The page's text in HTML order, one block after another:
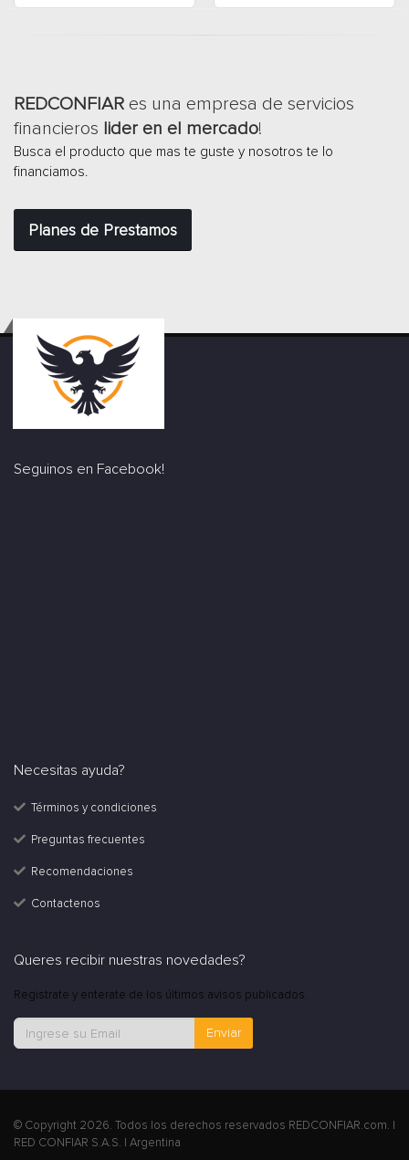
REDCONFIAR es una empresa de servicios
financieros lider en el mercado!
Busca el producto que mas te guste y nosotros te lo
financiamos.
Planes de Prestamos
Seguinos en Facebook!
Necesitas ayuda?
Términos y condiciones
Preguntas frecuentes
Recomendaciones
Contactenos
Queres recibir nuestras novedades?
Registrate y enterate de los últimos avisos publicados.
Enviar
© Copyright 2026. Todos los derechos reservados REDCONFIAR.com. |
RED CONFIAR S.A.S. | Argentina